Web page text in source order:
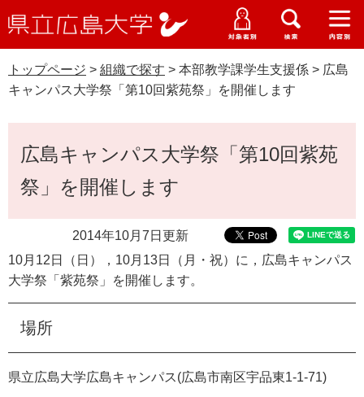
ー
ジ
先
ニ
ュ
を
ニ
ュ
ー
ニ
ュ
ー
ニ
ー
立
大
学
受験生の皆さま
卒業生の皆さま
教職員の皆さま
受験生特設サイト
WEB版大学案内
資料請求
交通アクセス
e
大学概要
学生生活・就職支援
入試情報
トップページ > 組織で探す > 本部教学課学生支援係 > 広島
キャンパス大学祭「第10回紫苑祭」を開催します
広島キャンパス大学祭「第10回紫苑
祭」を開催します
2014年10月7日更新
10月12日（日），10月13日（月・祝）に，広島キャンパス
大学祭「紫苑祭」を開催します。
場所
県立広島大学広島キャンパス(広島市南区宇品東1‐1‐71)